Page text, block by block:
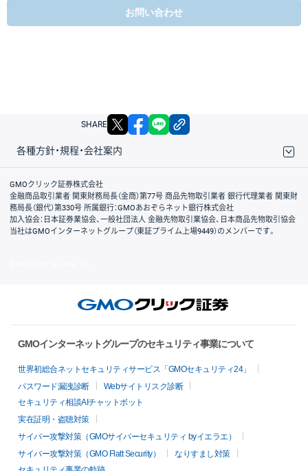
お問い合わせ
SHARE X facebook
各種方針・規程・会社案内
取引規程・約款
サイトマップ
その他のご案内
個人情報保護方針
最良執行方針
サイトのご利用について
ディスクレイマー
信託保全
リスク説明
会社案内
GMOクリック証券株式会社
金融商品取引業者 関東財務局長（金商）第77号 商品先物取引業者 銀行代理業者 関東財
務局長（銀代）第330号 所属銀行：GMOあおぞらネット銀行株式会社
加入協会：日本証券業協会、一般社団法人 金融先物取引業協会、日本商品先物取引協会
当社はGMOインターネットグループ（東証プライム上場9449）のメンバーです。
GMOインターネットグループのセキュリティ事業について
世界初総合ネットセキュリティサービス「GMOセキュリティ24」
パスワード漏洩診断
Webサイトリスク診断
セキュリティ相談AIチャットボット
実在証明・盗聴対策
サイバー攻撃対策（GMOサイバーセキュリティ byイエラエ）
サイバー攻撃対策（GMO Flatt Security）
なりすまし対策